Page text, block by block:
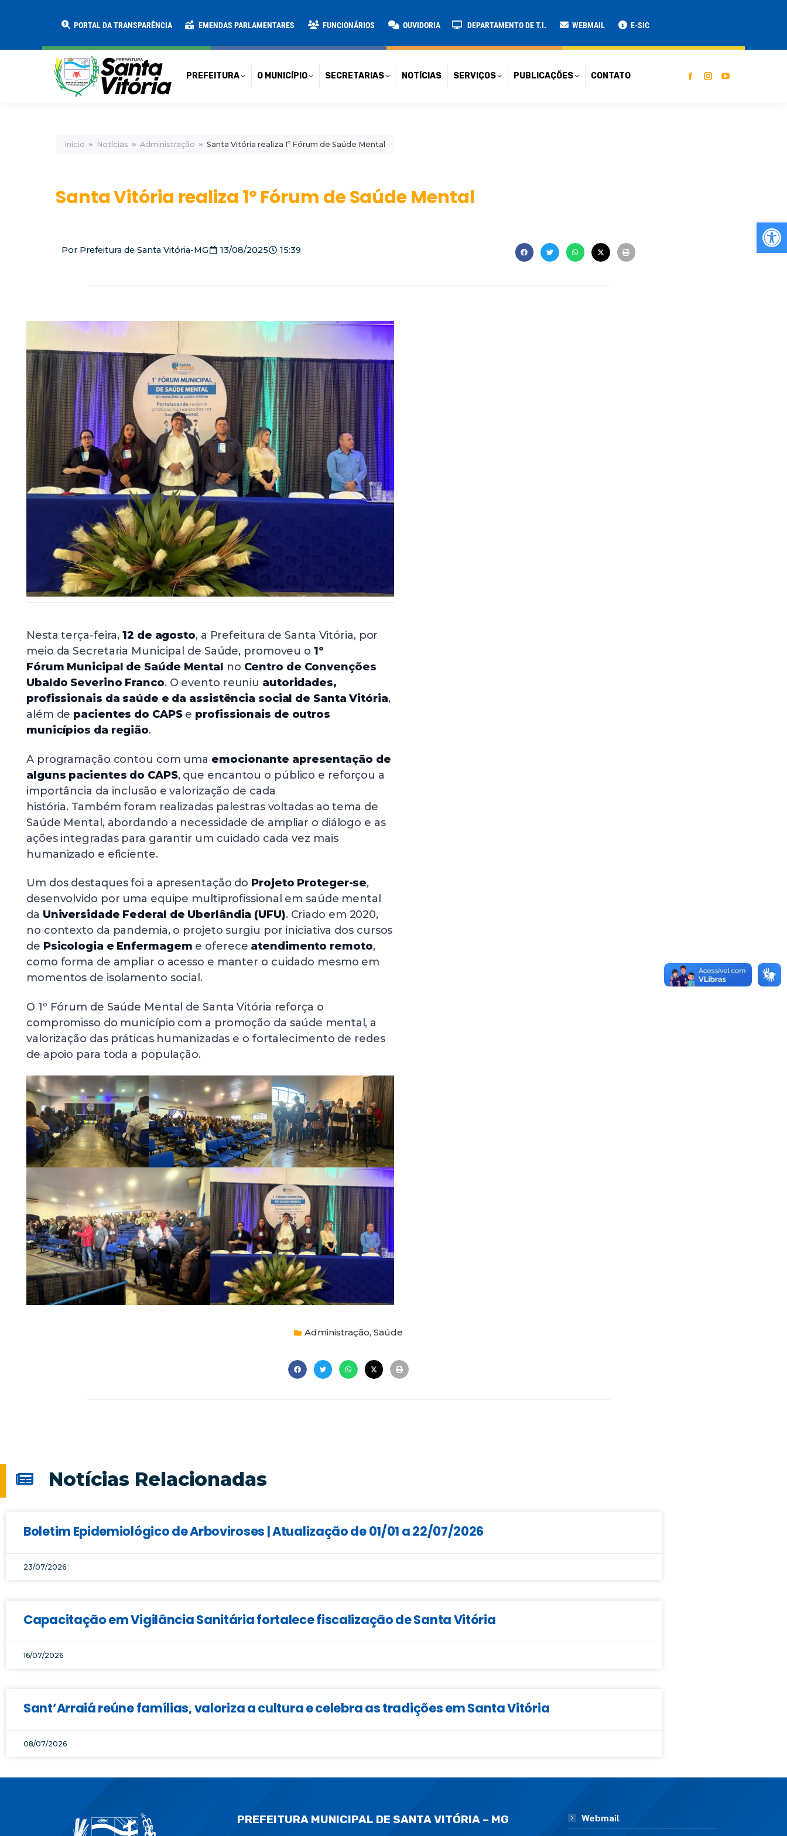
PORTAL DA TRANSPARÊNCIA EMENDAS PARLAMENTARES FUNCIONÁRIOS OUVIDORIA DEPARTAMENTO DE T.I. WEBMAIL E-SIC
PREFEITURA O MUNICÍPIO SECRETARIAS NOTÍCIAS SERVIÇOS PUBLICAÇÕES CONTATO
Início Notícias Administração Santa Vitória realiza 1º Fórum de Saúde Mental
Santa Vitória realiza 1º Fórum de Saúde Mental
Por Prefeitura de Santa Vitória-MG 13/08/2025 15:39
Nesta terça-feira,12 de agosto, a Prefeitura de Santa Vitória, por
meio da Secretaria Municipal de Saúde, promoveu o 1º
Fórum Municipal de Saúde Mental no Centro de Convenções
Ubaldo Severino Franco. O evento reuniu autoridades,
profissionais da saúde e da assistência social de Santa Vitória,
além de pacientes do CAPSe profissionais de outros
municípios da região.
A programação contou com uma emocionante apresentação de
alguns pacientes do CAPS, que encantou o público e reforçou a
importância da inclusão e valorização de cada
história. Também foram realizadas palestras voltadas ao tema de
Saúde Mental, abordando a necessidade de ampliar o diálogo e as
ações integradas para garantir um cuidado cada vez mais
humanizado e eficiente.
Um dos destaques foi a apresentação do Projeto Proteger-se,
desenvolvido por uma equipe multiprofissional em saúde mental
da Universidade Federal de Uberlândia (UFU). Criado em 2020,
no contexto da pandemia, o projeto surgiu por iniciativa dos cursos
de Psicologia e Enfermagem e oferece atendimento remoto,
como forma de ampliar o acesso e manter o cuidado mesmo em
momentos de isolamento social.
O 1º Fórum de Saúde Mental de Santa Vitória reforça o
compromisso do município com a promoção da saúde mental, a
valorização das práticas humanizadas e o fortalecimento de redes
de apoio para toda a população.
Administração, Saúde
Notícias Relacionadas
Boletim Epidemiológico de Arboviroses | Atualização de 01/01 a 22/07/2026
23/07/2026
Capacitação em Vigilância Sanitária fortalece fiscalização de Santa Vitória
16/07/2026
Sant’Arraiá reúne famílias, valoriza a cultura e celebra as tradições em Santa Vitória
08/07/2026
PREFEITURA MUNICIPAL DE SANTA VITÓRIA – MG
Webmail